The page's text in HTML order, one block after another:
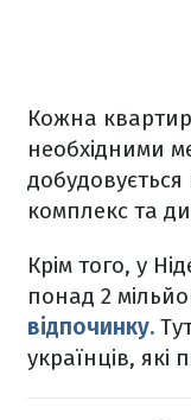
Кожна
необхідними
комплекс та
Крім того, у
понад 2
відпочинку.
українців,